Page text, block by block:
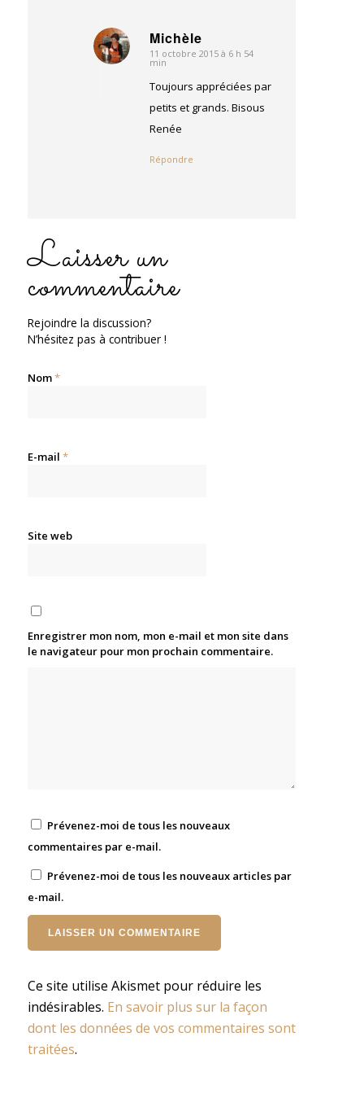
Michèle
dit
11 octobre 2015 à 6 h 54
min
Toujours appréciées par
petits et grands. Bisous
Renée
Répondre
Laisser un
commentaire
Rejoindre la discussion?
N’hésitez pas à contribuer !
Nom*
E-mail *
Site web
Enregistrer mon nom, mon e-mail et mon site dans
le navigateur pour mon prochain commentaire.
Prévenez-moi de tous les nouveaux
commentaires par e-mail.
Prévenez-moi de tous les nouveaux articles par
e-mail.
Ce site utilise Akismet pour réduire les
indésirables. En savoir plus sur la façon
dont les données de vos commentaires sont
traitées.